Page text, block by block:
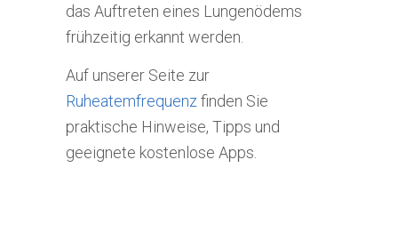
das Auftreten eines Lungenödems
frühzeitig erkannt werden.
Auf unserer Seite zur
Ruheatemfrequenz finden Sie
praktische Hinweise, Tipps und
geeignete kostenlose Apps.